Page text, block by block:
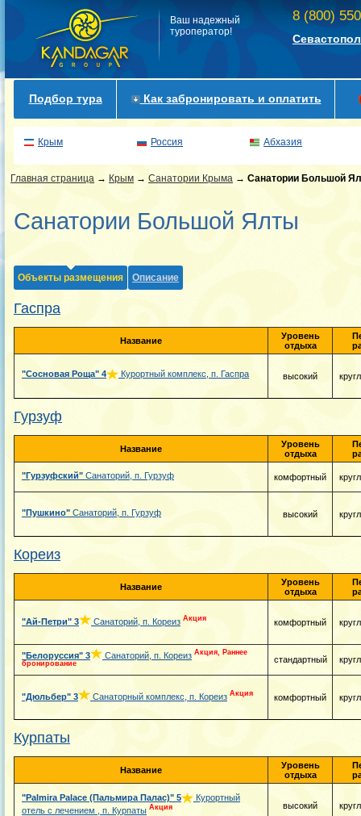
Ваш надежный
туроператор!
8 (800)
Подбор тура Как забронировать и оплатить
Крым Россия Абхазия
Главная страница → Крым → Санатории Крыма → Санатории Большой
Санатории Большой Ялты
Объекты размещения Описание
Гаспра
Название
Уровень
отдыха
"Сосновая Роща" 4 Курортный комплекс, п. Гаспра высокий
Гурзуф
Название
Уровень
отдыха
"Гурзуфский" Санаторий, п. Гурзуф комфортный
"Пушкино" Санаторий, п. Гурзуф высокий
Кореиз
Название
Уровень
отдыха
"Ай-Петри" 3 Санаторий, п. Кореиз Акция комфортный
"Белоруссия" 3 Санаторий, п. Кореиз Акция, Раннее
бронирование
стандартный
"Дюльбер" 3 Санаторный комплекс, п. Кореиз Акция комфортный
Курпаты
Название
Уровень
отдыха
"Palmira Palace (Пальмира Палас)" 5
Курортный
отель с лечением , п. Курпаты Акция высокий